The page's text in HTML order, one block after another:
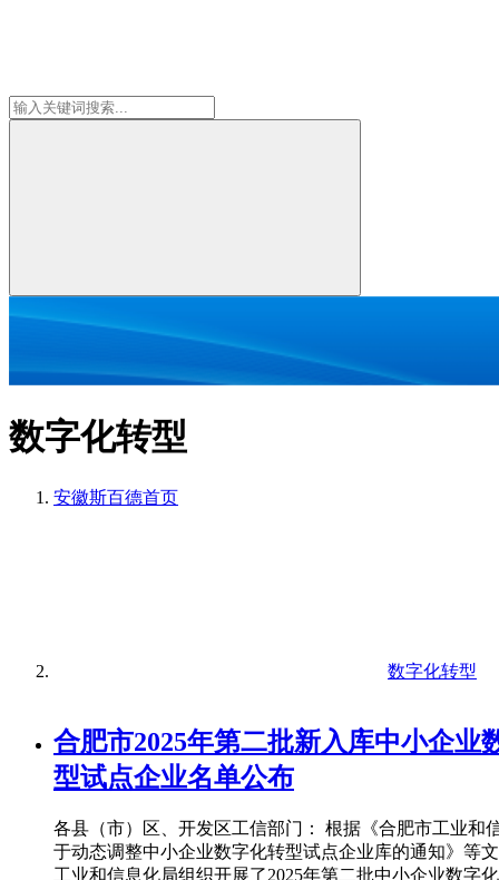
数字化转型
安徽斯百德首页
数字化转型
合肥市2025年第二批新入库中小企业
型试点企业名单公布
各县（市）区、开发区工信部门： 根据《合肥市工业和
于动态调整中小企业数字化转型试点企业库的通知》等
工业和信息化局组织开展了2025年第二批中小企业数字